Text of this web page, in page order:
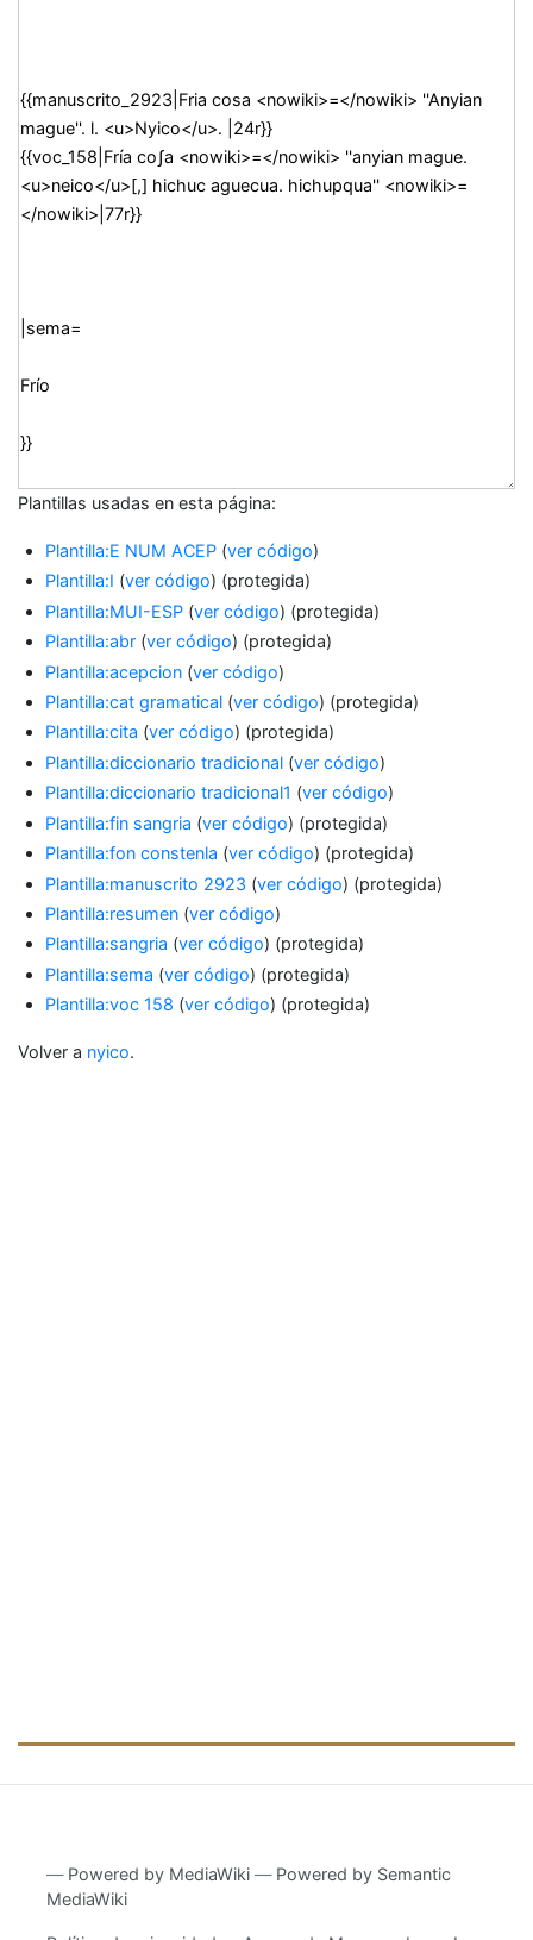
Plantillas usadas en esta página:
Plantilla:E NUM ACEP (ver código)
Plantilla:I (ver código) (protegida)
Plantilla:MUI-ESP (ver código) (protegida)
Plantilla:abr (ver código) (protegida)
Plantilla:acepcion (ver código)
Plantilla:cat gramatical (ver código) (protegida)
Plantilla:cita (ver código) (protegida)
Plantilla:diccionario tradicional (ver código)
Plantilla:diccionario tradicional1 (ver código)
Plantilla:fin sangria (ver código) (protegida)
Plantilla:fon constenla (ver código) (protegida)
Plantilla:manuscrito 2923 (ver código) (protegida)
Plantilla:resumen (ver código)
Plantilla:sangria (ver código) (protegida)
Plantilla:sema (ver código) (protegida)
Plantilla:voc 158 (ver código) (protegida)
Volver a nyico.
― Powered by MediaWiki ― Powered by Semantic
MediaWiki